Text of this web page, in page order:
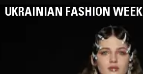
UKRAINIAN FASHION WEEK